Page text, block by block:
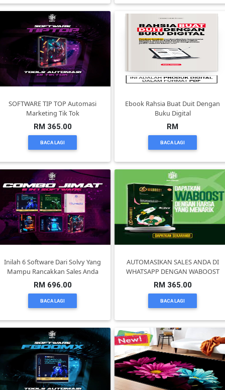
SOFTWARE TIP TOP Automasi
Marketing Tik Tok
RM 365.00
BACA LAGI
Ebook Rahsia Buat Duit Dengan
Buku Digital
RM
BACA LAGI
Inilah 6 Software Dari Solvy Yang
Mampu Rancakkan Sales Anda
RM 696.00
BACA LAGI
AUTOMASIKAN SALES ANDA DI
WHATSAPP DENGAN WABOOST
RM 365.00
BACA LAGI
ELEKTRONIK(5)
SUKAN/HOBI(2)
&
PELANCONGAN(1)
RUMAH
&
BARANG
PERIBADI(4)
PEKERJAAN(0)
SERVIS(17)
BENDA(1)
LAIN-
KEPERLUAN(16)